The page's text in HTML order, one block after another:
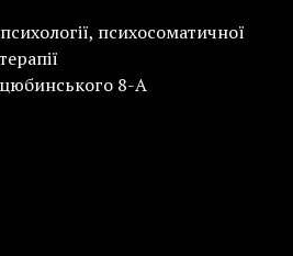
психосоматичної
8-А